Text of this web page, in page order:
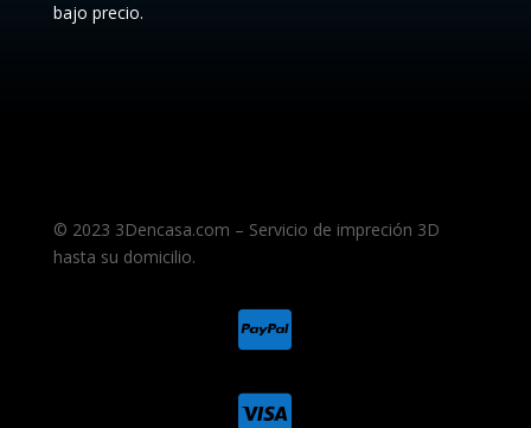
bajo precio.
© 2023 3Dencasa.com – Servicio de impreción 3D
hasta su domicilio.

